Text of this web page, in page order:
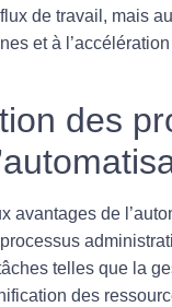
flux de travail, mais
et à
des
avantages de
telles que la
des